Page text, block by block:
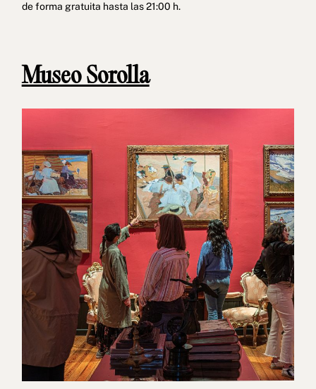
de forma gratuita hasta las 21:00 h.
Museo Sorolla